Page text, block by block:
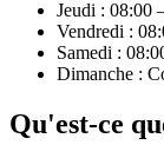
Jeudi : 08:00
Vendredi :
Samedi :
Dimanche :
Qu'est-ce